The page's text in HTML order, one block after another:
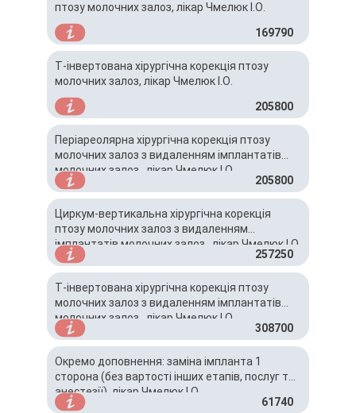
птозу молочних залоз, лікар Чмелюк І.О.
169790
Т-інвертована хірургічна корекція птозу
молочних залоз, лікар Чмелюк І.О.
205800
Періареолярна хірургічна корекція птозу
молочних залоз з видаленням імплантатів
молочних залоз , лікар Чмелюк І.О.
205800
Циркум-вертикальна хірургічна корекція
птозу молочних залоз з видаленням
імплантатів молочних залоз , лікар Чмелюк І.О.
257250
Т-інвертована хірургічна корекція птозу
молочних залоз з видаленням імплантатів
молочних залоз , лікар Чмелюк І.О.
308700
Окремо доповнення: заміна імпланта 1
сторона (без вартості інших етапів, послуг та
анестезії), лікар Чмелюк І.О.
61740